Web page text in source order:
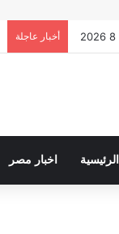
أخبار عاجلة
الرئيسية اخبار مصر